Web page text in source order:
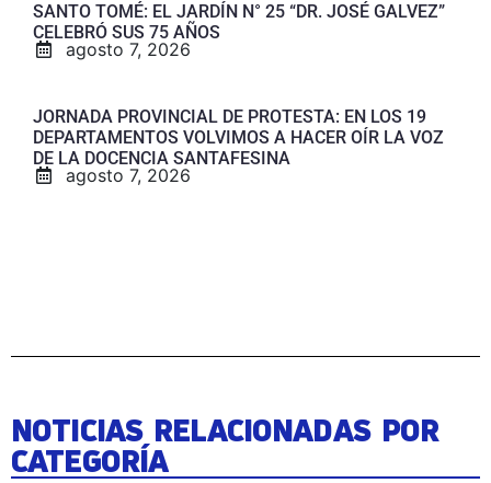
SANTO TOMÉ: EL JARDÍN N° 25 “DR. JOSÉ GALVEZ”
CELEBRÓ SUS 75 AÑOS
agosto 7, 2026
JORNADA PROVINCIAL DE PROTESTA: EN LOS 19
DEPARTAMENTOS VOLVIMOS A HACER OÍR LA VOZ
DE LA DOCENCIA SANTAFESINA
agosto 7, 2026
NOTICIAS RELACIONADAS POR
CATEGORÍA